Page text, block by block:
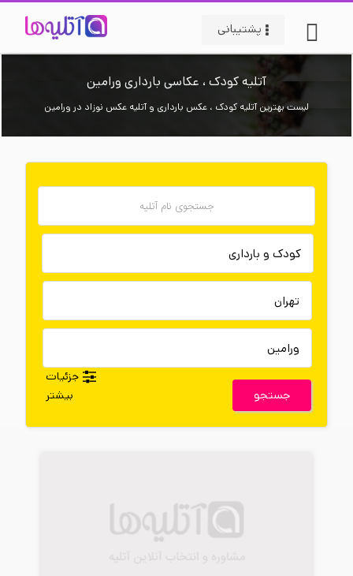
پشتیبانی
آتلیه کودک ، عکاسی بارداری ورامین
لیست بهترین آتلیه کودک ، عکس بارداری و آتلیه عکس نوزاد در ورامین
جستجو
جزئیات
بیشتر